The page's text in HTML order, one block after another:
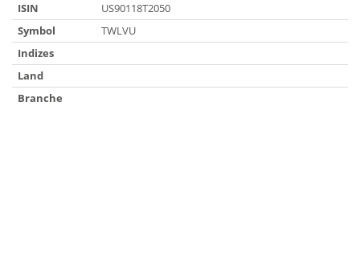
ISIN
US90118T2050
Symbol
TWLVU
Indizes
Land
Branche